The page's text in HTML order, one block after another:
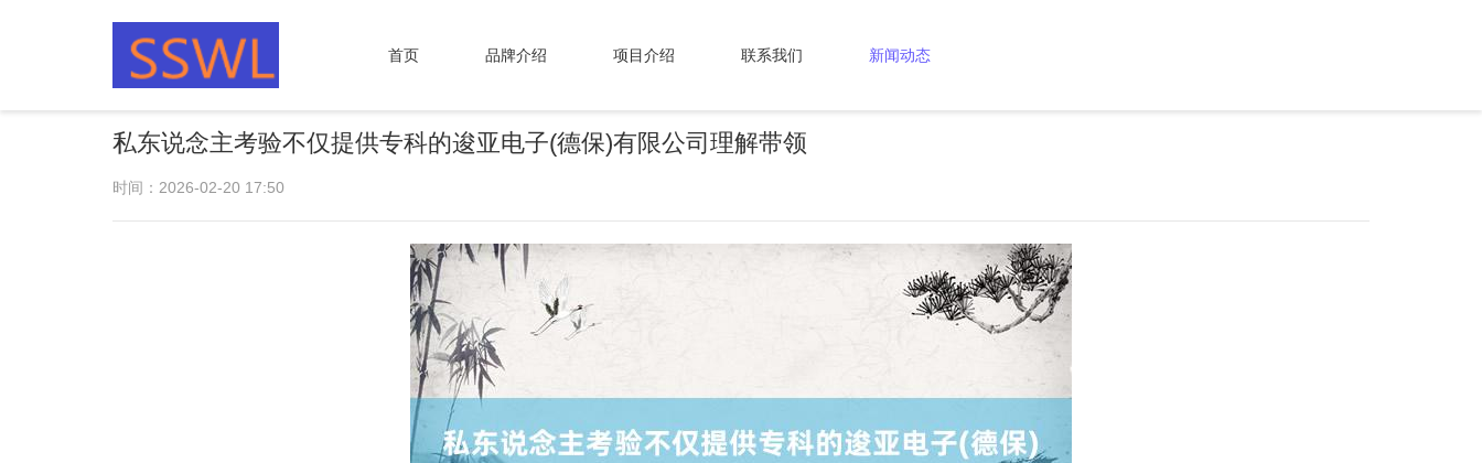
首页 品牌介绍 项目介绍 联系我们 新闻动态
私东说念主考验不仅提供专科的逡亚电子(德保)有限公司理解带领
时间：2026-02-20 17:50